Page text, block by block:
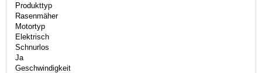
Produkttyp
Rasenmäher
Motortyp
Elektrisch
Schnurlos
Ja
Geschwindigkeit